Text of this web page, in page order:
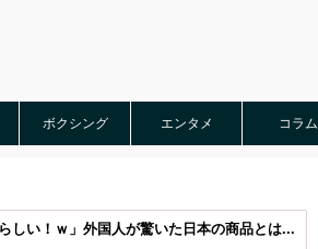
ボクシング エンタメ コラム
しい！ｗ」外国人が驚いた日本の商品とは...